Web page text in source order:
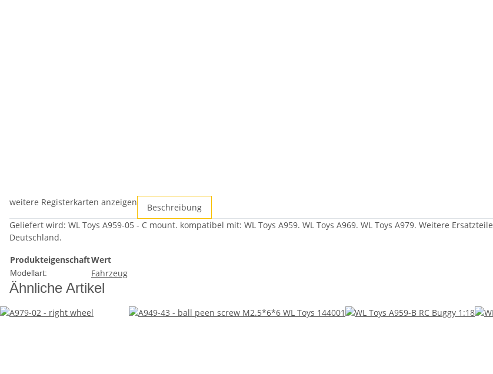
weitere Registerkarten anzeigen
Beschreibung
Geliefert wird: WL Toys A959-05 - C mount. kompatibel mit: WL Toys A959. WL Toys A969. WL Toys A979. Weitere
Deutschland.
ProdukteigenschaftWert
Modellart: Fahrzeug
Ähnliche Artikel